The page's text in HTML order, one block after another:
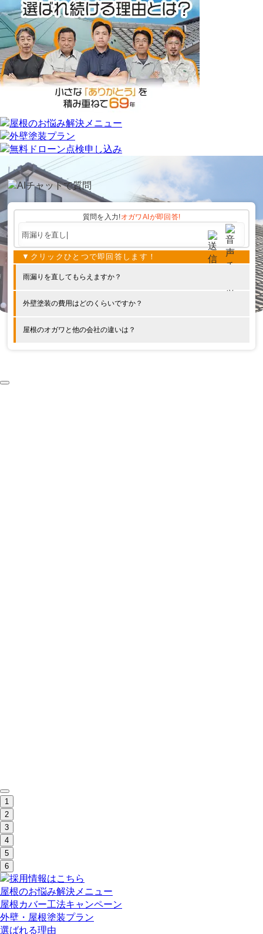
質問を入力!オガワAIが即回答!
雨漏りを直してもらえますか？
外壁塗装の費用はどのくらいですか？
屋根のオガワと他の会社の違いは？
1
2
3
4
5
6
屋根のお悩み解決メニュー
屋根カバー工法キャンペーン
外壁・屋根塗装プラン
選ばれる理由